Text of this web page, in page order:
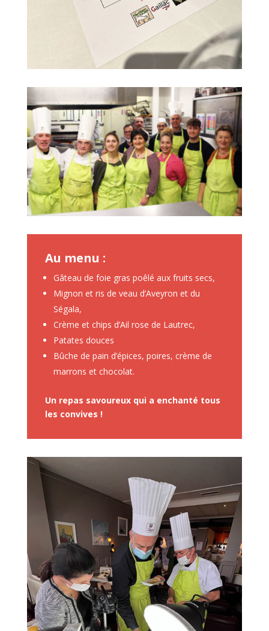
Au menu :
Gâteau de foie gras poêlé aux fruits secs,
Mignon et ris de veau d’Aveyron et du
Ségala,
Crème et chips d’Ail rose de Lautrec,
Patates douces
Bûche de pain d’épices, poires, crème de
marrons et chocolat.
Un repas savoureux qui a enchanté tous
les convives !